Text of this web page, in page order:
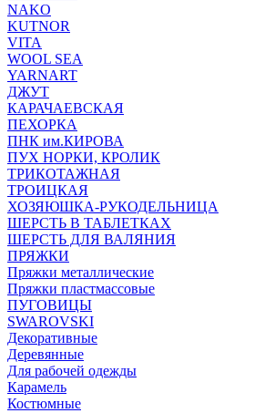
NAKO
KUTNOR
VITA
WOOL SEA
YARNART
ДЖУТ
КАРАЧАЕВСКАЯ
ПЕХОРКА
ПНК им.КИРОВА
ПУХ НОРКИ, КРОЛИК
ТРИКОТАЖНАЯ
ТРОИЦКАЯ
ХОЗЯЮШКА-РУКОДЕЛЬНИЦА
ШЕРСТЬ В ТАБЛЕТКАХ
ШЕРСТЬ ДЛЯ ВАЛЯНИЯ
ПРЯЖКИ
Пряжки металлические
Пряжки пластмассовые
ПУГОВИЦЫ
SWAROVSKI
Декоративные
Деревянные
Для рабочей одежды
Карамель
Костюмные